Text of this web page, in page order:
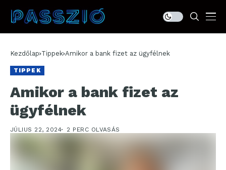
Kezdőlap Tippek Amikor a bank fizet az ügyfélnek
TIPPEK
Amikor a bank fizet az
ügyfélnek
JÚLIUS 22, 2024 2 PERC OLVASÁS